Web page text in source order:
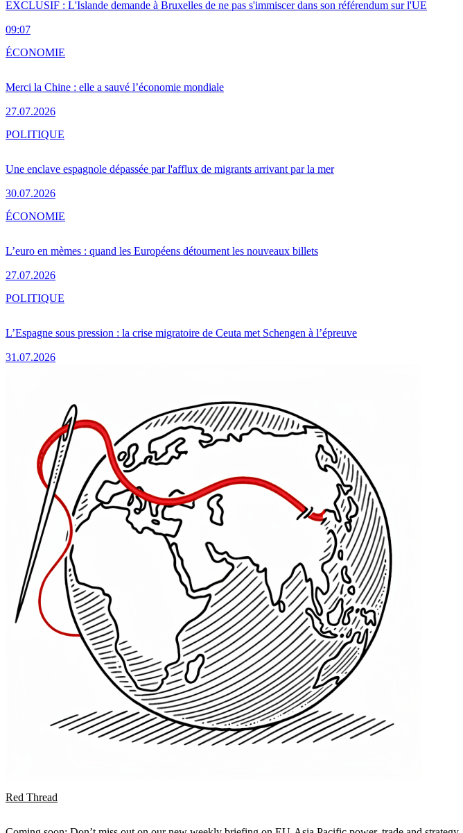
EXCLUSIF : L'Islande demande à Bruxelles de ne pas s'immiscer dans son référendum sur l'UE
09:07
Merci la Chine : elle a sauvé l’économie mondiale
27.07.2026
ÉCONOMIE
Une enclave espagnole dépassée par l'afflux de migrants arrivant par la mer
30.07.2026
POLITIQUE
L’euro en mèmes : quand les Européens détournent les nouveaux billets
27.07.2026
ÉCONOMIE
L’Espagne sous pression : la crise migratoire de Ceuta met Schengen à l’épreuve
31.07.2026
POLITIQUE
Red Thread